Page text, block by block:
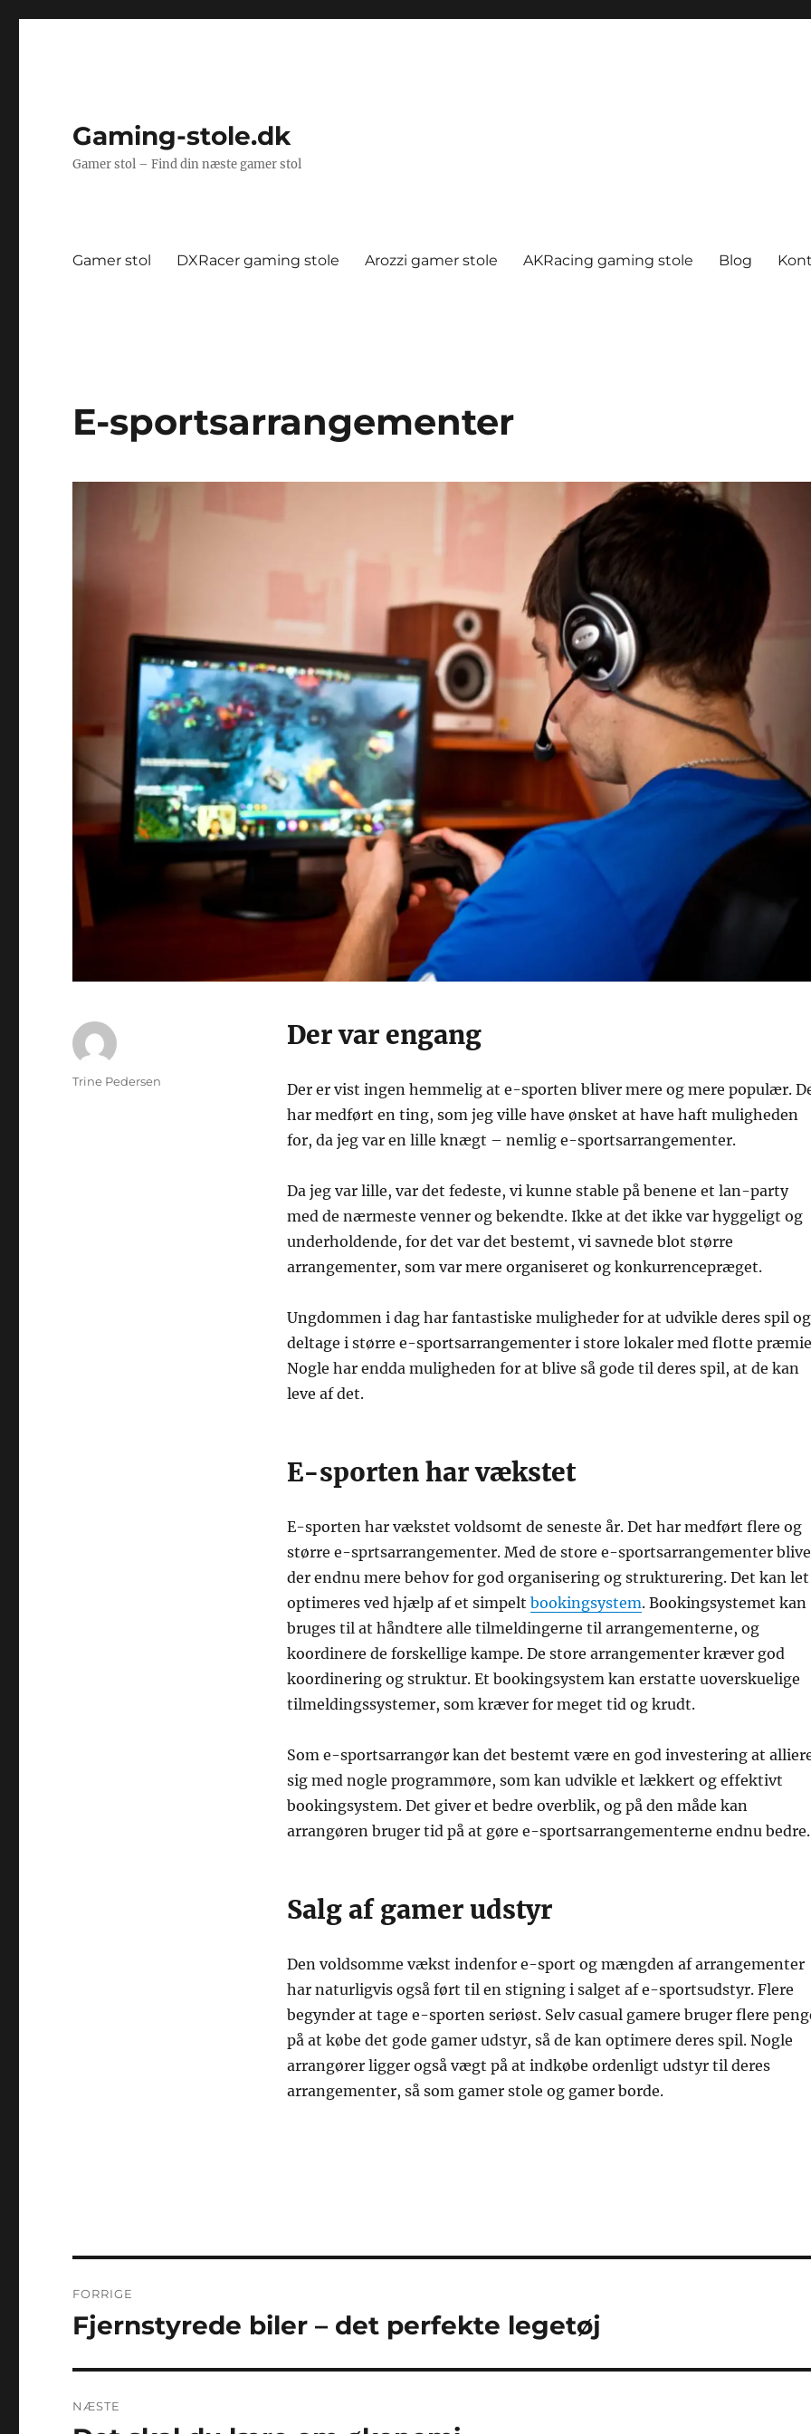
Gaming-stole.dk
Gamer stol – Find din næste gamer stol
Gamer stol DXRacer gaming stole Arozzi gamer stole AKRacing gaming stole Blog
E-sportsarrangementer
Der var engang
Der er vist ingen hemmelig at e-sporten bliver mere og mere populær.
har medført en ting, som jeg ville have ønsket at have haft muligheden
for, da jeg var en lille knægt – nemlig e-sportsarrangementer.
Da jeg var lille, var det fedeste, vi kunne stable på benene et lan-party
med de nærmeste venner og bekendte. Ikke at det ikke var hyggeligt og
underholdende, for det var det bestemt, vi savnede blot større
arrangementer, som var mere organiseret og konkurrencepræget.
Ungdommen i dag har fantastiske muligheder for at udvikle deres spil og
deltage i større e-sportsarrangementer i store lokaler med flotte
Nogle har endda muligheden for at blive så gode til deres spil, at de kan
leve af det.
E-sporten har vækstet
E-sporten har vækstet voldsomt de seneste år. Det har medført flere og
større e-sprtsarrangementer. Med de store e-sportsarrangementer
der endnu mere behov for god organisering og strukturering. Det kan let
optimeres ved hjælp af et simpelt bookingsystem. Bookingsystemet kan
bruges til at håndtere alle tilmeldingerne til arrangementerne, og
koordinere de forskellige kampe. De store arrangementer kræver god
koordinering og struktur. Et bookingsystem kan erstatte uoverskuelige
tilmeldingssystemer, som kræver for meget tid og krudt.
Som e-sportsarrangør kan det bestemt være en god investering at
sig med nogle programmøre, som kan udvikle et lækkert og effektivt
bookingsystem. Det giver et bedre overblik, og på den måde kan
arrangøren bruger tid på at gøre e-sportsarrangementerne endnu bedre.
Salg af gamer udstyr
Den voldsomme vækst indenfor e-sport og mængden af arrangementer
har naturligvis også ført til en stigning i salget af e-sportsudstyr. Flere
begynder at tage e-sporten seriøst. Selv casual gamere bruger flere
på at købe det gode gamer udstyr, så de kan optimere deres spil. Nogle
arrangører ligger også vægt på at indkøbe ordenligt udstyr til deres
arrangementer, så som gamer stole og gamer borde.
Forfatter
Trine Pedersen
FORRIGE
Forrige
Fjernstyrede biler – det perfekte legetøj
NÆSTE